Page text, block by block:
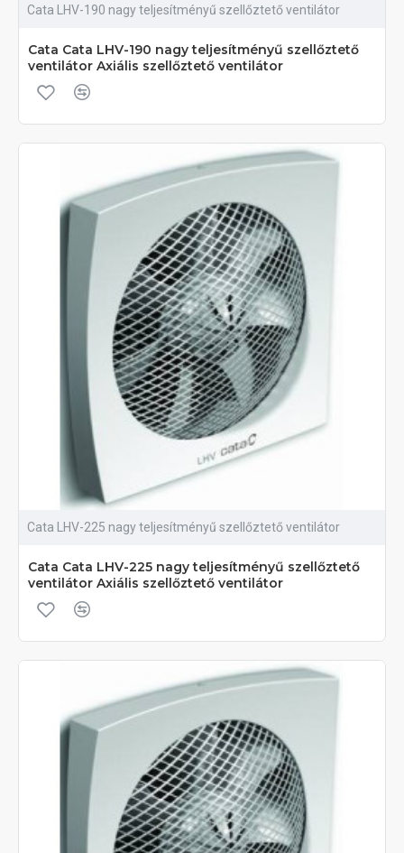
Cata LHV-190 nagy teljesítményű szellőztető ventilátor
Cata Cata LHV-190 nagy teljesítményű szellőztető
ventilátor Axiális szellőztető ventilátor
Cata LHV-225 nagy teljesítményű szellőztető ventilátor
Cata Cata LHV-225 nagy teljesítményű szellőztető
ventilátor Axiális szellőztető ventilátor